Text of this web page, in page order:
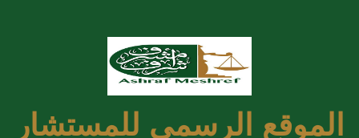
الموقع الرسمي للمستشار